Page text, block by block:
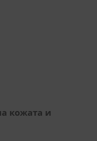
кожата и